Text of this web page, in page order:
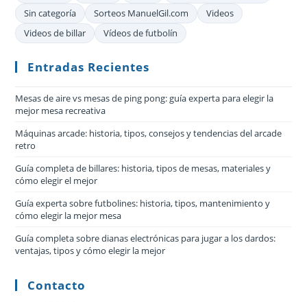
Sin categoría
Sorteos ManuelGil.com
Videos
Videos de billar
Vídeos de futbolín
Entradas Recientes
Mesas de aire vs mesas de ping pong: guía experta para elegir la
mejor mesa recreativa
Máquinas arcade: historia, tipos, consejos y tendencias del arcade
retro
Guía completa de billares: historia, tipos de mesas, materiales y
cómo elegir el mejor
Guía experta sobre futbolines: historia, tipos, mantenimiento y
cómo elegir la mejor mesa
Guía completa sobre dianas electrónicas para jugar a los dardos:
ventajas, tipos y cómo elegir la mejor
Contacto